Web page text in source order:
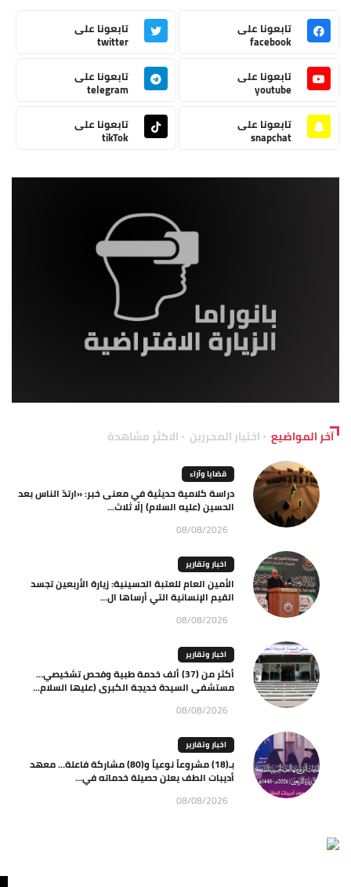
تابعونا على
facebook
تابعونا على
twitter
تابعونا على
youtube
تابعونا على
telegram
تابعونا على
snapchat
تابعونا على
tikTok
آخر المواضيع اختيار المحررين الاكثر مشاهدة
قضايا وآراء
دراسة كلامية حديثية في معنى خبر: «ارتدّ الناس بعد
الحسين (عليه السلام) إلّا ثلاث...
08/08/2026
اخبار وتقارير
الأمين العام للعتبة الحسينية: زيارة الأربعين تجسد
القيم الإنسانية التي أرساها ال...
08/08/2026
اخبار وتقارير
أكثر من (37) ألف خدمة طبية وفحص تشخيصي…
مستشفى السيدة خديجة الكبرى (عليها السلام...
08/08/2026
اخبار وتقارير
بـ(18) مشروعاً نوعياً و(80) مشاركة فاعلة… معهد
أديبات الطف يعلن حصيلة خدماته في...
08/08/2026